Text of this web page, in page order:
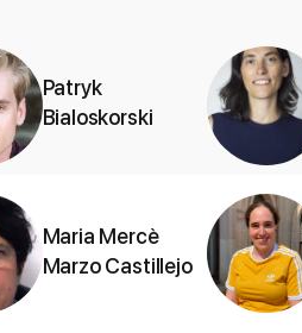
Patryk
Bialoskorski
Maria Mercè
Marzo Castillejo